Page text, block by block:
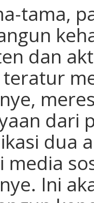
tama,
dan
teratur
dari
dua
media
Ini